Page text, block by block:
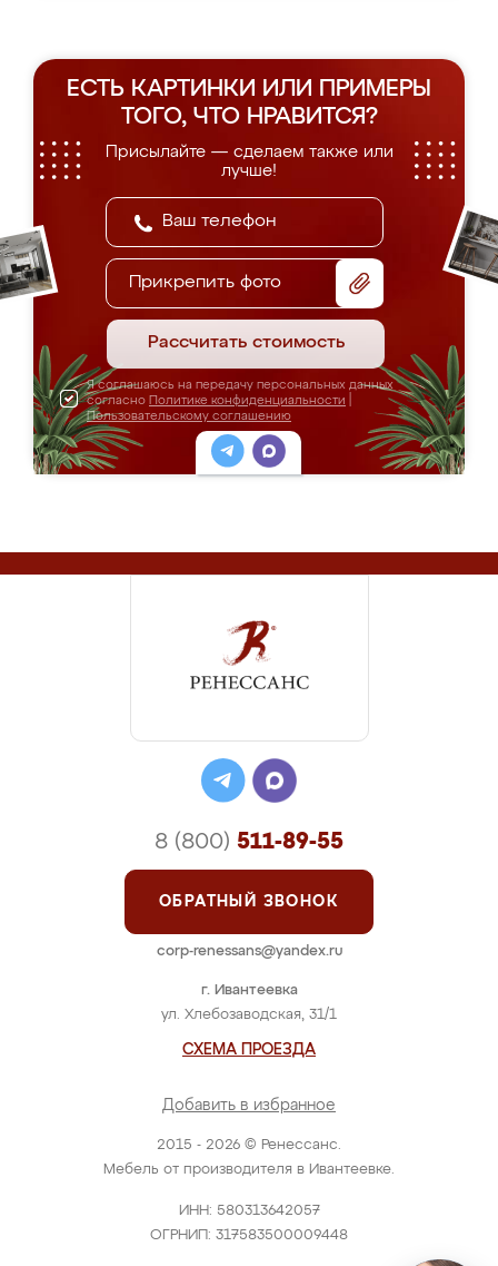
ЕСТЬ КАРТИНКИ ИЛИ ПРИМЕРЫ
ТОГО, ЧТО НРАВИТСЯ?
Присылайте — сделаем также или
лучше!
Прикрепить фото
Рассчитать стоимость
Я соглашаюсь на передачу персональных данных
согласно Политике конфиденциальности
Пользовательскому соглашению
2015 - 2026 © Ренессанс.
Мебель от производителя в Ивантеевке.
ИНН: 580313642057
ОГРНИП: 317583500009448
г. Ивантеевка
ул. Хлебозаводская, 31/1
СХЕМА ПРОЕЗДА
Добавить в избранное
8 (800) 511-89-55
ОБРАТНЫЙ ЗВОНОК
corp-renessans@yandex.ru